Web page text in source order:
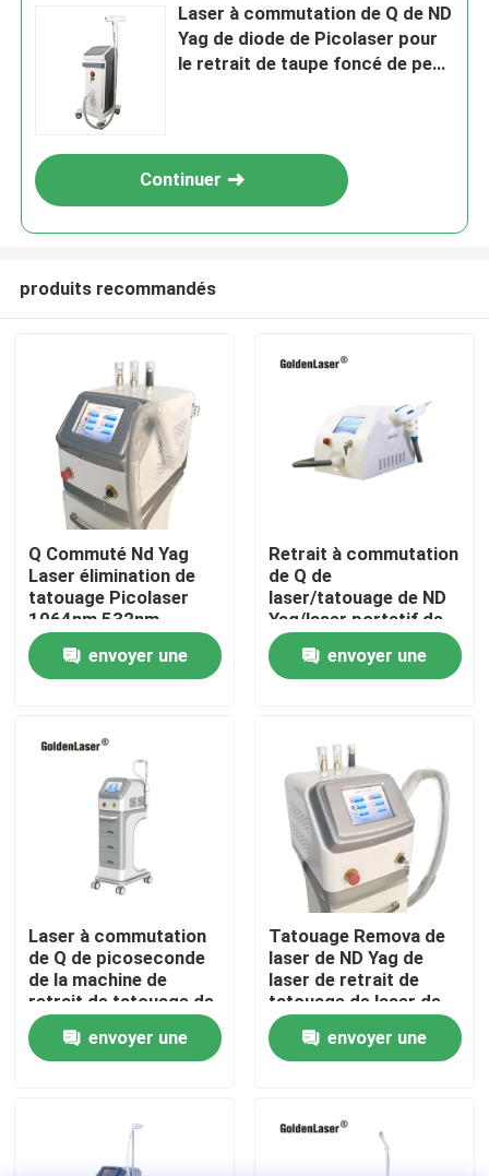
Maison
Produits
Vidéos
VR Show
Au sujet de nous
Visite d'usine
Contrôle de qualité
Contactez-nous
Demandez une citation
Laser à commutation de Q de ND
Yag de diode de Picolaser pour
le retrait de taupe foncé de peau
Continuer
produits recommandés
Q Commuté Nd Yag
Laser élimination de
tatouage Picolaser
1064nm 532nm
envoyer une
Retrait à commutation
de Q de
laser/tatouage de ND
Yag/laser portatif de
ND Yag de
commutateur de Q
envoyer une
Laser à commutation
de Q de picoseconde
de la machine de
retrait de tatouage de
laser de ND
Yag/1064nm 532nm
envoyer une
Tatouage Remova de
laser de ND Yag de
laser de retrait de
tatouage de laser de
ND Yag de
commutateur de Q
envoyer une